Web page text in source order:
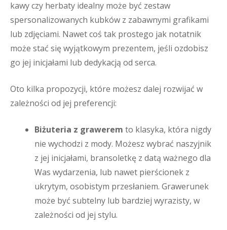
kawy czy herbaty idealny może być zestaw
spersonalizowanych kubków z zabawnymi grafikami
lub zdjęciami. Nawet coś tak prostego jak notatnik
może stać się wyjątkowym prezentem, jeśli ozdobisz
go jej inicjałami lub dedykacją od serca.
Oto kilka propozycji, które możesz dalej rozwijać w
zależności od jej preferencji:
Biżuteria z grawerem to klasyka, która nigdy
nie wychodzi z mody. Możesz wybrać naszyjnik
z jej inicjałami, bransoletkę z datą ważnego dla
Was wydarzenia, lub nawet pierścionek z
ukrytym, osobistym przesłaniem. Grawerunek
może być subtelny lub bardziej wyrazisty, w
zależności od jej stylu.